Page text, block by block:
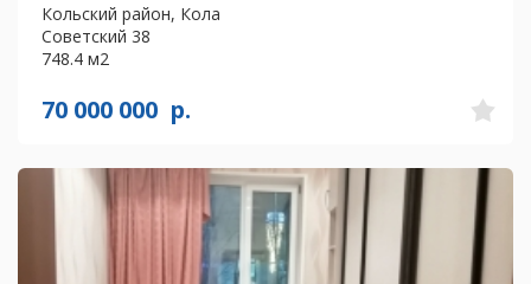
Кольский район, Кола
Советский 38
748.4 м2
70 000 000 р.